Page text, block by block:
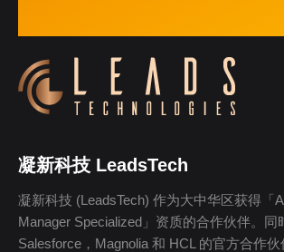
凝新科技 LeadsTech
凝新科技 (LeadsTech) 作为大中华区获得「
Manager Specialized」资质的合作伙伴。同
Salesforce，Magnolia 和 HCL 的官方合作